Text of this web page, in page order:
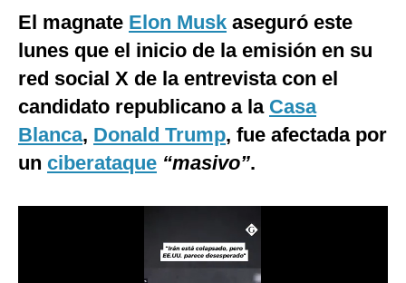
México
España
Internacional
Tecnología
Club del Suscriptor
El magnate Elon Musk aseguró este
lunes que el inicio de la emisión en su
red social X de la entrevista con el
candidato republicano a la Casa
Blanca, Donald Trump, fue afectada por
un ciberataque “masivo”.